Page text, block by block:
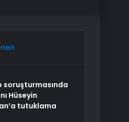
soruşturmasında
Hüseyin
tutuklama